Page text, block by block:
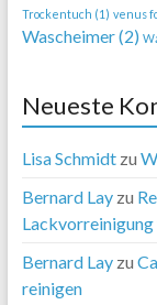
Trockentuch (1) venus
Wascheimer(2)
Neueste
Lisa Schmidtzu
Bernard Layzu
Bernard Layzu
reinigen